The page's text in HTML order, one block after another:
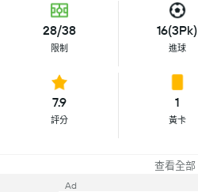
28/38
限制
16(3Pk)
進球
7.9
評分
1
黃卡
查看全部
Ad